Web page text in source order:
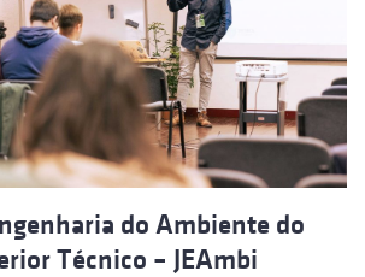
do Ambiente do
Técnico – JEAmbi